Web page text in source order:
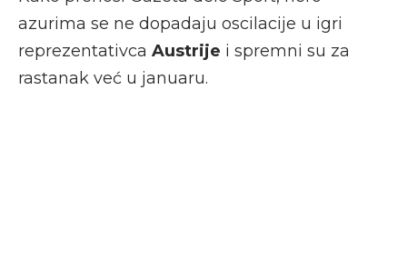
azurima se ne dopadaju oscilacije u igri
reprezentativca Austrije i spremni su za
rastanak već u januaru.